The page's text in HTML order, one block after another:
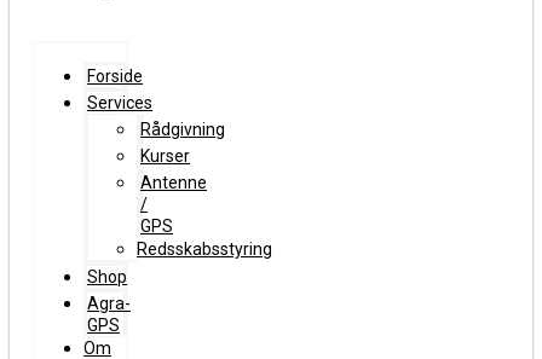
Forside
Services
Rådgivning
Kurser
Antenne
/
GPS
Redsskabsstyring
Shop
Agra-
GPS
Om